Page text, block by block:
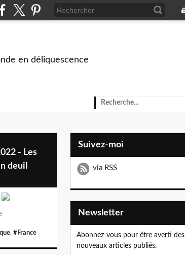
en déliquescence
- Les
deuil
, #France
Suivez-moi
via RSS
Newsletter
Abonnez-vous pour être averti des
nouveaux articles publiés.